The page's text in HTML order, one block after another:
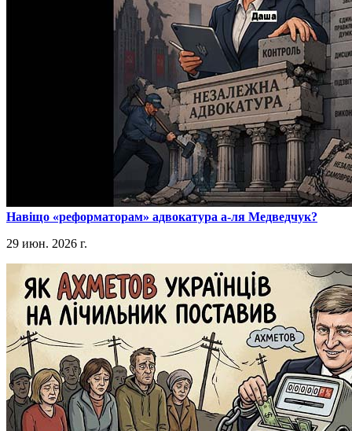
​Навіщо «реформаторам» адвокатура а-ля Медведчук?
29 июн. 2026 г.